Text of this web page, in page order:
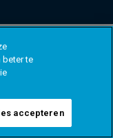
beter te
accepteren